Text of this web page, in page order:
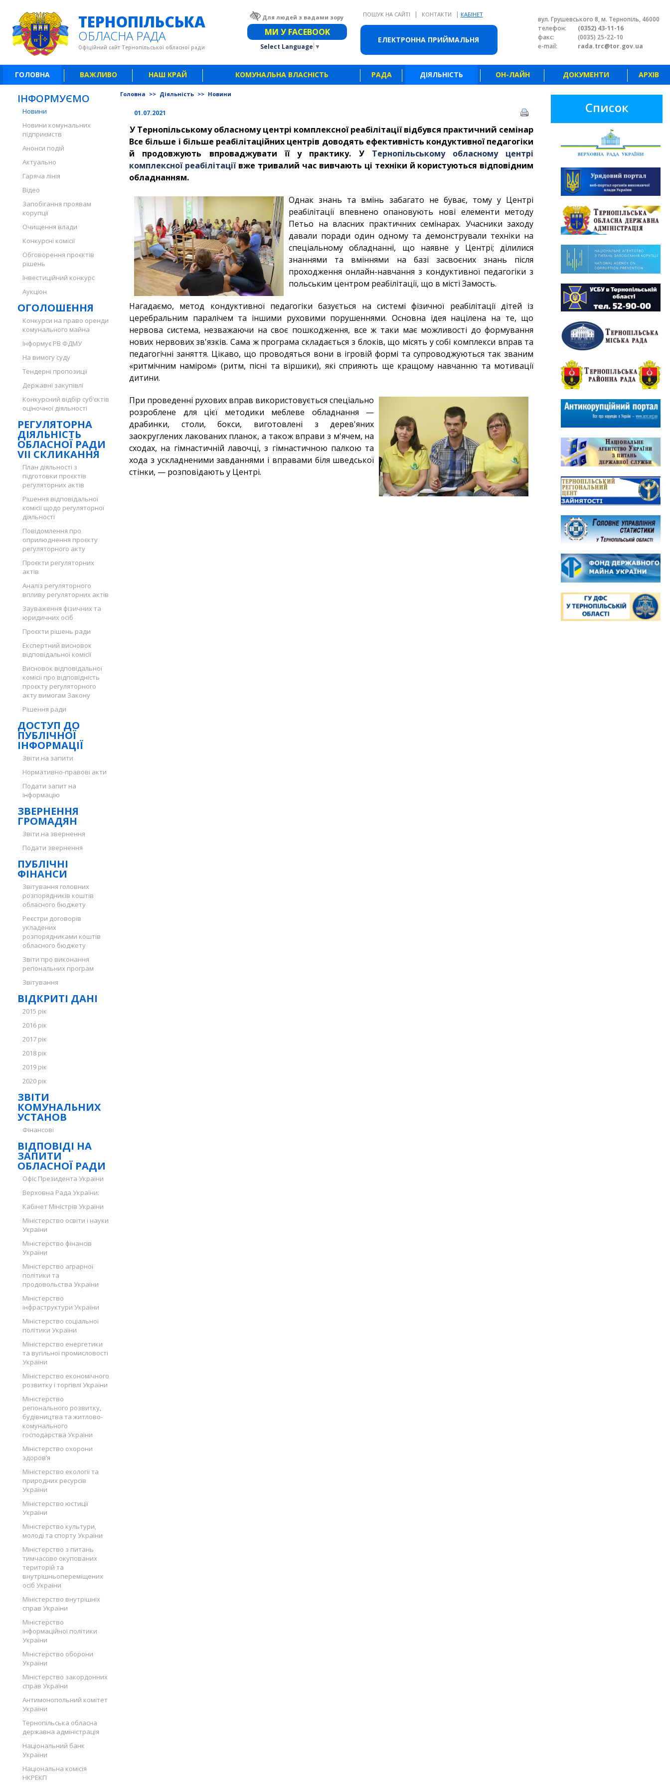
ЕЛЕКТРОННА ПРИЙМАЛЬНЯ
ТЕРНОПІЛЬСЬКА
ОБЛАСНА РАДА
Офіційний сайт Тернопільської обласної ради
Для людей з вадами зору Звичайна версія сайту
МИ У FACEBOOK
Select Language ▼
ПОШУК НА САЙТІ | КОНТАКТИ | КАБІНЕТ
вул. Грушевського 8, м. Тернопіль, 46000
телефон:
(0352) 43-11-16
факс:
(0035) 25-22-10
e-mail:
rada.trc@tor.gov.ua
ГОЛОВНА ВАЖЛИВО НАШ КРАЙ КОМУНАЛЬНА ВЛАСНІСТЬ РАДА ДІЯЛЬНІСТЬ ОН-ЛАЙН ДОКУМЕНТИ АРХІВ
ІНФОРМУЄМО
Новини
Новини комунальних
підприємств
Анонси подій
Актуально
Гаряча лінія
Відео
Запобігання проявам
корупції
Очищення влади
Конкурсні комісії
Обговорення проєктів
рішень
Інвестиційний конкурс
Аукціон
ОГОЛОШЕННЯ
Конкурси на право оренди
комунального майна
Інформує РВ ФДМУ
На вимогу суду
Тендерні пропозиції
Державні закупівлі
Конкурсний відбір суб’єктів
оціночної діяльності
РЕГУЛЯТОРНА
ДІЯЛЬНІСТЬ
ОБЛАСНОЇ РАДИ
VII СКЛИКАННЯ
План діяльності з
підготовки проєктів
регуляторних актів
Рішення відповідальної
комісії щодо регуляторної
діяльності
Повідомлення про
оприлюднення проєкту
регуляторного акту
Проєкти регуляторних
актів
Аналіз регуляторного
впливу регуляторних актів
Зауваження фізичних та
юридичних осіб
Проєкти рішень ради
Експертний висновок
відповідальної комісії
Висновок відповідальної
комісії про відповідність
проєкту регуляторного
акту вимогам Закону
Рішення ради
ДОСТУП ДО
ПУБЛІЧНОЇ
ІНФОРМАЦІЇ
Звіти на запити
Нормативно-правові акти
Подати запит на
інформацію
ЗВЕРНЕННЯ
ГРОМАДЯН
Звіти на звернення
Подати звернення
ПУБЛІЧНІ
ФІНАНСИ
Звітування головних
розпорядників коштів
обласного бюджету
Реєстри договорів
укладених
розпорядниками коштів
обласного бюджету
Звіти про виконання
регіональних програм
Звітування
ВІДКРИТІ ДАНІ
2015 рік
2016 рік
2017 рік
2018 рік
2019 рік
2020 рік
ЗВІТИ
КОМУНАЛЬНИХ
УСТАНОВ
Фінансові
ВІДПОВІДІ НА
ЗАПИТИ
ОБЛАСНОЇ РАДИ
Офіс Президента України
Верховна Рада України:
Кабінет Міністрів України
Міністерство освіти і науки
України
Міністерство фінансів
України
Міністерство аграрної
політики та
продовольства України
Міністерство
інфраструктури України
Міністерство соціальної
політики України
Міністерство енергетики
та вугільної промисловості
України
Міністерство економічного
розвитку і торгівлі України
Міністерство
регіонального розвитку,
будівництва та житлово-
комунального
господарства України
Міністерство охорони
здоров’я
Міністерство екології та
природних ресурсів
України
Міністерство юстиції
України
Міністерство культури,
молоді та спорту України
Міністерство з питань
тимчасово окупованих
територій та
внутрішньопереміщених
осіб України
Міністерство внутрішніх
справ України
Міністерство
інформаційної політики
України
Міністерство оборони
України
Міністерство закордонних
справ України
Антимонопольний комітет
України
Тернопільська обласна
державна адміністрація
Національний банк
України
Національна комісія
НКРЕКП
Головна >> Діяльність >> Новини
01.07.2021
У Тернопільському обласному центрі комплексної реабілітації відбувся практичний семінар
Все більше і більше реабілітаційних центрів доводять ефективність кондуктивної педагогіки
й продовжують впроваджувати її у практику. У Тернопільському обласному центрі
комплексної реабілітаціївже тривалий час вивчають ці техніки й користуються відповідним
обладнанням.
Однак знань та вмінь забагато не буває, тому у Центрі
реабілітації впевнено опановують нові елементи методу
Петьо на власних практичних семінарах. Учасники заходу
давали поради один одному та демонстрували техніки на
спеціальному обладнанні, що наявне у Центрі; ділилися
знаннями та вміннями на базі засвоєних знань після
проходження онлайн-навчання з кондуктивної педагогіки з
польським центром реабілітації, що в місті Замость.
Нагадаємо, метод кондуктивної педагогіки базується на системі фізичної реабілітації дітей із
церебральним паралічем та іншими руховими порушеннями. Основна ідея націлена на те, що
нервова система, незважаючи на своє пошкодження, все ж таки має можливості до формування
нових нервових зв'язків. Сама ж програма складається з блоків, що місять у собі комплекси вправ та
педагогічні заняття. Цікаво, що проводяться вони в ігровій формі та супроводжуються так званим
«ритмічним наміром» (ритм, пісні та віршики), які сприяють ще кращому навчанню та мотивації
дитини.
При проведенні рухових вправ використовується спеціально
розроблене для цієї методики меблеве обладнання —
драбинки, столи, бокси, виготовлені з дерев'яних
заокруглених лакованих планок, а також вправи з м'ячем, на
сходах, на гімнастичній лавочці, з гімнастичною палкою та
хода з ускладненими завданнями і вправами біля шведської
стінки, — розповідають у Центрі.
Список